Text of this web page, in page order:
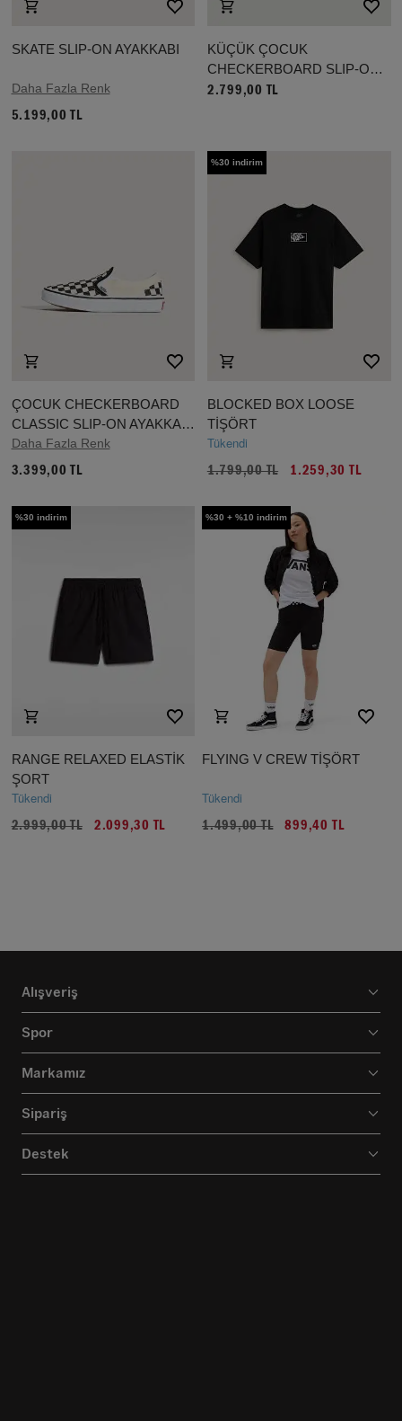
SKATE SLIP-ON AYAKKABI
Daha Fazla Renk
5.199,00 TL
KÜÇÜK ÇOCUK
CHECKERBOARD SLIP-ON
CIRTCIRTLI AYAKKABI (1-4
2.799,00 TL
ÇOCUK CHECKERBOARD
CLASSIC SLIP-ON AYAKKABI
(4-8 YAŞ)
Daha Fazla Renk
3.399,00 TL
%30 indirim
BLOCKED BOX LOOSE
TİŞÖRT
Tükendi
1.799,00 TL 1.259,30 TL
%30 indirim
RANGE RELAXED ELASTİK
ŞORT
Tükendi
2.999,00 TL 2.099,30 TL
%30 + %10 indirim
FLYING V CREW TİŞÖRT
Tükendi
1.499,00 TL 899,40 TL
Alışveriş
Spor
Markamız
Sipariş
Destek